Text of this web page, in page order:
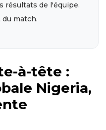
résultats de l'équipe.
du match.
à-tête :
Nigeria,